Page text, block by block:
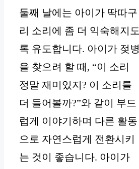
둘째 날에는 아이가 딱따구
리 소리에 좀 더 익숙해지도
록 유도합니다. 아이가 젖병
을 찾으려 할 때, “이 소리
정말 재미있지? 이 소리를
더 들어볼까?”와 같이 부드
럽게 이야기하며 다른 활동
으로 자연스럽게 전환시키
는 것이 좋습니다. 아이가